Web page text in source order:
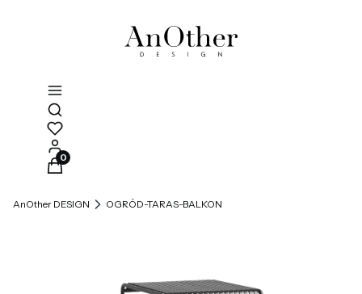
Otwórz wyszukiwarkę
Produkty w koszyku: 0. Zobacz szczegóły
AnOther DESIGN OGRÓD-TARAS-BALKON